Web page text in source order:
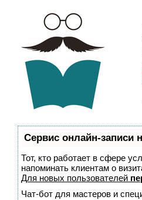
Сервис онлайн-записи
Тот, кто работает в сфере
напоминать клиентам о
Для новых пользователей
Чат-бот для мастеров и